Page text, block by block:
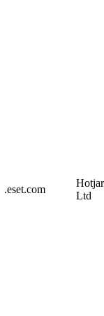
.eset.com
Hotjar
Ltd